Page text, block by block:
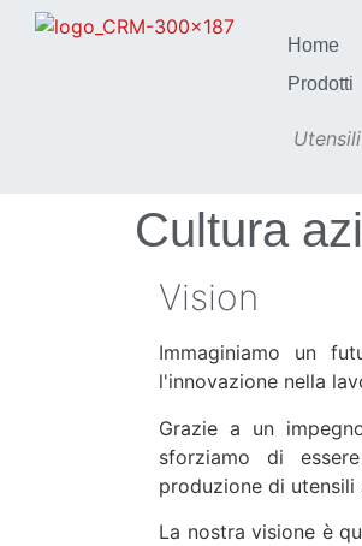
Home
Prodotti
Utensili
Cultura
Vision
Immaginiamo un
l'innovazione nella
Grazie a un
sforziamo di
produzione di utensili
La nostra visione è